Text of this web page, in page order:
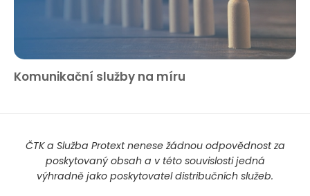
Komunikační služby na míru
ČTK a Služba Protext nenese žádnou odpovědnost za
poskytovaný obsah a v této souvislosti jedná
výhradně jako poskytovatel distribučních služeb.